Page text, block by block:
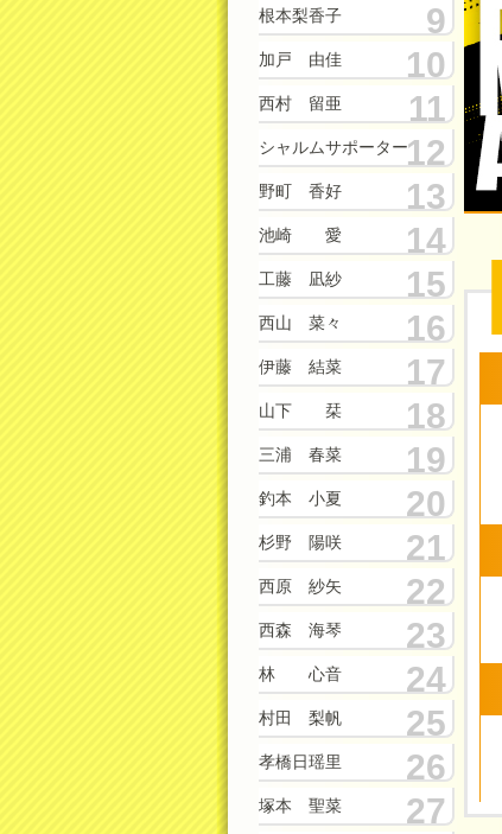
根本梨香子 9
加戸 由佳 10
西村 留亜 11
シャルムサポーター12
野町 香好 13
池崎 愛 14
工藤 凪紗 15
西山 菜々 16
伊藤 結菜 17
山下 栞 18
三浦 春菜 19
釣本 小夏 20
杉野 陽咲 21
西原 紗矢 22
西森 海琴 23
林 心音 24
村田 梨帆 25
孝橋日瑶里 26
塚本 聖菜 27